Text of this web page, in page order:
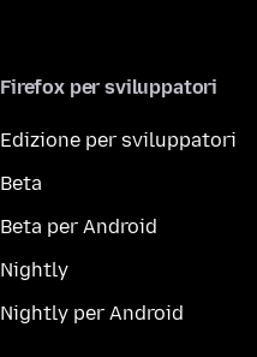
Firefox per sviluppatori
Edizione per sviluppatori
Beta
Beta per Android
Nightly
Nightly per Android